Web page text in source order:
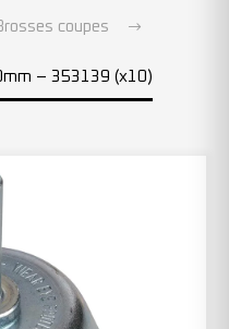
coupes
– 353139 (x10)